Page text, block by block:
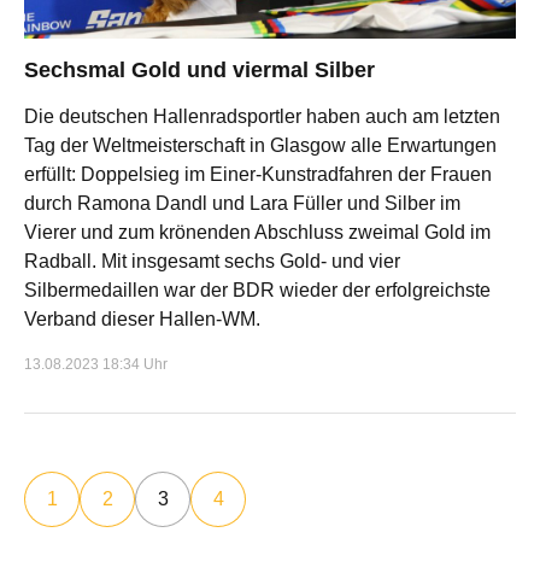
Sechsmal Gold und viermal Silber
Die deutschen Hallenradsportler haben auch am letzten
Tag der Weltmeisterschaft in Glasgow alle Erwartungen
erfüllt: Doppelsieg im Einer-Kunstradfahren der Frauen
durch Ramona Dandl und Lara Füller und Silber im
Vierer und zum krönenden Abschluss zweimal Gold im
Radball. Mit insgesamt sechs Gold- und vier
Silbermedaillen war der BDR wieder der erfolgreichste
Verband dieser Hallen-WM.
13.08.2023 18:34 Uhr
1 2 3 4